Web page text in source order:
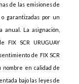
de las emisiones de
garantizadas por un
La asignación,
FIX SCR URUGUAY
de FIX SCR
nombre en calidad de
bajo las leyes de